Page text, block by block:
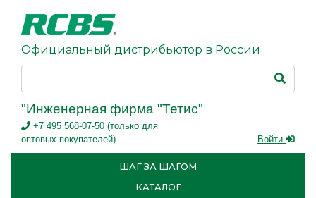
Официальный дистрибьютор в России
"Инженерная фирма "Тетис"
+7 495 568-07-50 (только для
оптовых покупателей)
Войти
ШАГ ЗА ШАГОМ
КАТАЛОГ